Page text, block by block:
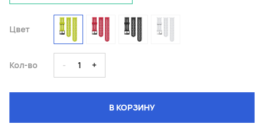
Цвет
Кол-во - 1 +
В КОРЗИНУ